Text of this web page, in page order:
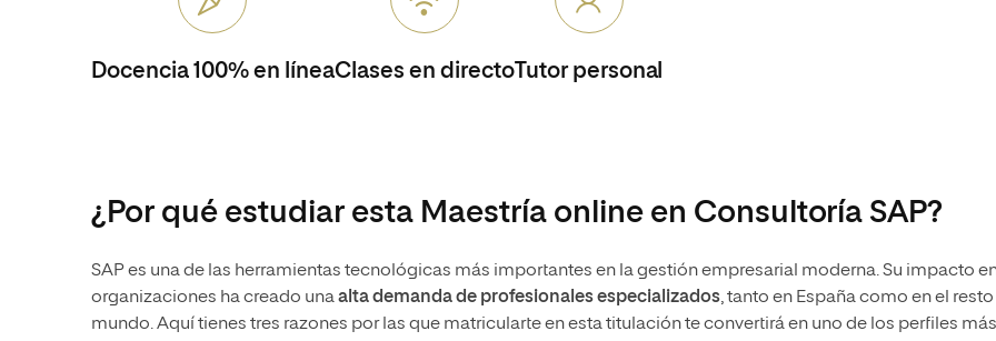
Docencia 100% en líneaClases en directoTutor personal
¿Por qué estudiar esta Maestría online en Consultoría SAP?
SAP es una de las herramientas tecnológicas más importantes en la gestión empresarial moderna. Su impacto
organizaciones ha creado unaalta demanda de profesionales especializados, tanto en España como en el
mundo. Aquí tienes tres razones por las que matricularte en esta titulación te convertirá en uno de los perfiles más